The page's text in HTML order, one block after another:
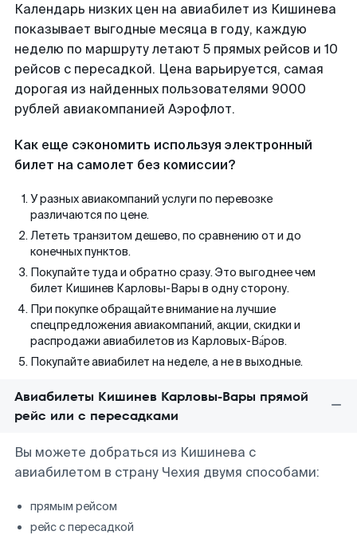
Календарь низких цен на авиабилет из Кишинева
показывает выгодные месяца в году, каждую
неделю по маршруту летают 5 прямых рейсов и 10
рейсов с пересадкой. Цена варьируется, самая
дорогая из найденных пользователями 9000
рублей авиакомпанией Аэрофлот.
Как еще сэкономить используя электронный
билет на самолет без комиссии?
У разных авиакомпаний услуги по перевозке
различаются по цене.
Лететь транзитом дешево, по сравнению от и до
конечных пунктов.
Покупайте туда и обратно сразу. Это выгоднее чем
билет Кишинев Карловы-Вары в одну сторону.
При покупке обращайте внимание на лучшие
спецпредложения авиакомпаний, акции, скидки и
распродажи авиабилетов из Карловых-Ва́ров.
Покупайте авиабилет на неделе, а не в выходные.
Авиабилеты Кишинев Карловы-Вары прямой
рейс или с пересадками
Вы можете добраться из Кишинева с
авиабилетом в страну Чехия двумя способами:
прямым рейсом
рейс с пересадкой